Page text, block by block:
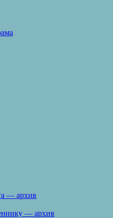
— архив
— архив